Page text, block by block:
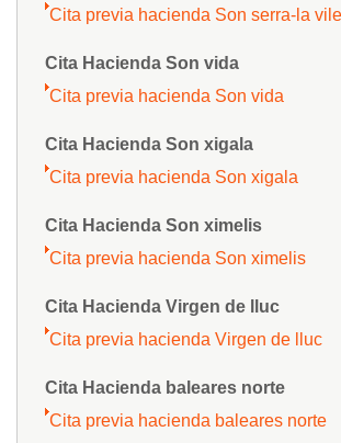
Cita previa hacienda Son serra-la
Cita Hacienda Son vida
Cita previa hacienda Son vida
Cita Hacienda Son xigala
Cita previa hacienda Son xigala
Cita Hacienda Son ximelis
Cita previa hacienda Son ximelis
Cita Hacienda Virgen de lluc
Cita previa hacienda Virgen de lluc
Cita Hacienda baleares norte
Cita previa hacienda baleares norte